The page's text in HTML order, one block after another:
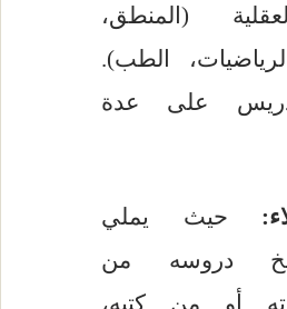
(المنطق،
الطب).
على عدة
يملي
دروسه من
أو من كتبه،